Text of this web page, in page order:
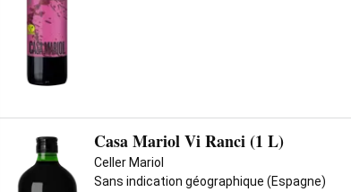
Casa Mariol Vi Ranci (1 L)
Celler Mariol
Sans indication géographique (Espagne)